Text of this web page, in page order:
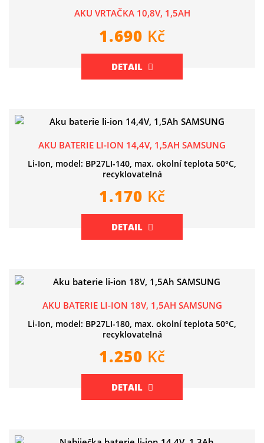
AKU VRTAČKA 10,8V, 1,5AH
1.690 Kč
DETAIL
AKU BATERIE LI-ION 14,4V, 1,5AH SAMSUNG
Li-Ion, model: BP27LI-140, max. okolní teplota 50°C,
recyklovatelná
1.170 Kč
DETAIL
AKU BATERIE LI-ION 18V, 1,5AH SAMSUNG
Li-Ion, model: BP27LI-180, max. okolní teplota 50°C,
recyklovatelná
1.250 Kč
DETAIL